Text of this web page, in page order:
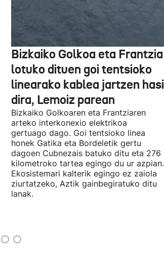
Bizkaiko Golkoa eta Frantzia
lotuko dituen goi tentsioko
linearako kablea jartzen hasi
dira, Lemoiz parean
Bizkaiko Golkoaren eta Frantziaren
arteko interkonexio elektrikoa
gertuago dago. Goi tentsioko linea
honek Gatika eta Bordeletik gertu
dagoen Cubnezais batuko ditu eta 276
kilometroko tartea egingo du ur azpian.
Ekosistemari kalterik egingo ez zaiola
ziurtatzeko, Aztik gainbegiratuko ditu
lanak.